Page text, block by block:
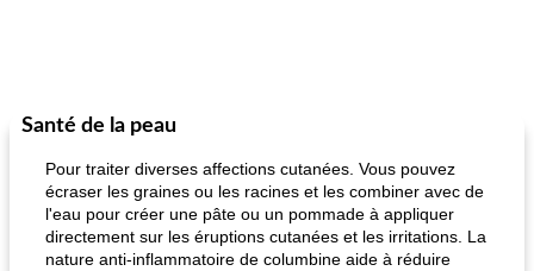
Santé de la peau
Pour traiter diverses affections cutanées. Vous pouvez
écraser les graines ou les racines et les combiner avec de
l'eau pour créer une pâte ou un pommade à appliquer
directement sur les éruptions cutanées et les irritations. La
nature anti-inflammatoire de columbine aide à réduire